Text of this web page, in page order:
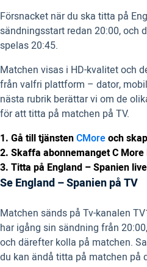
Försnacket när du ska titta på
sändningsstart redan 20:00, och
spelas 20:45.
Matchen visas i HD-kvalitet och
från valfri plattform – dator,
nästa rubrik berättar vi om de
för att titta på matchen på TV.
1. Gå till tjänstenCMoreoch
2. Skaffa abonnemanget C
3. Titta på England – Spanien
Se England – Spanien på TV
Matchen sänds på Tv-kanalen
har igång sin sändning från
och därefter kolla på matchen.
du kan ändå titta på matchen på